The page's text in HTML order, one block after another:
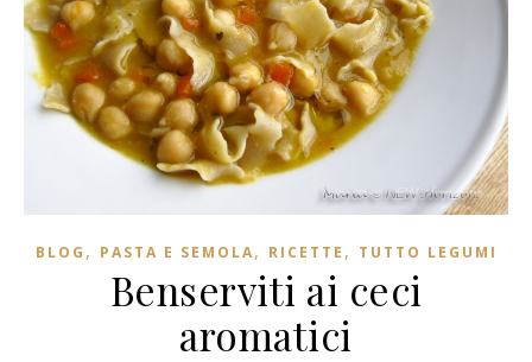
BLOG , PASTA E SEMOLA, RICETTE , TUTTO LEGUMI
Benserviti ai ceci
aromatici